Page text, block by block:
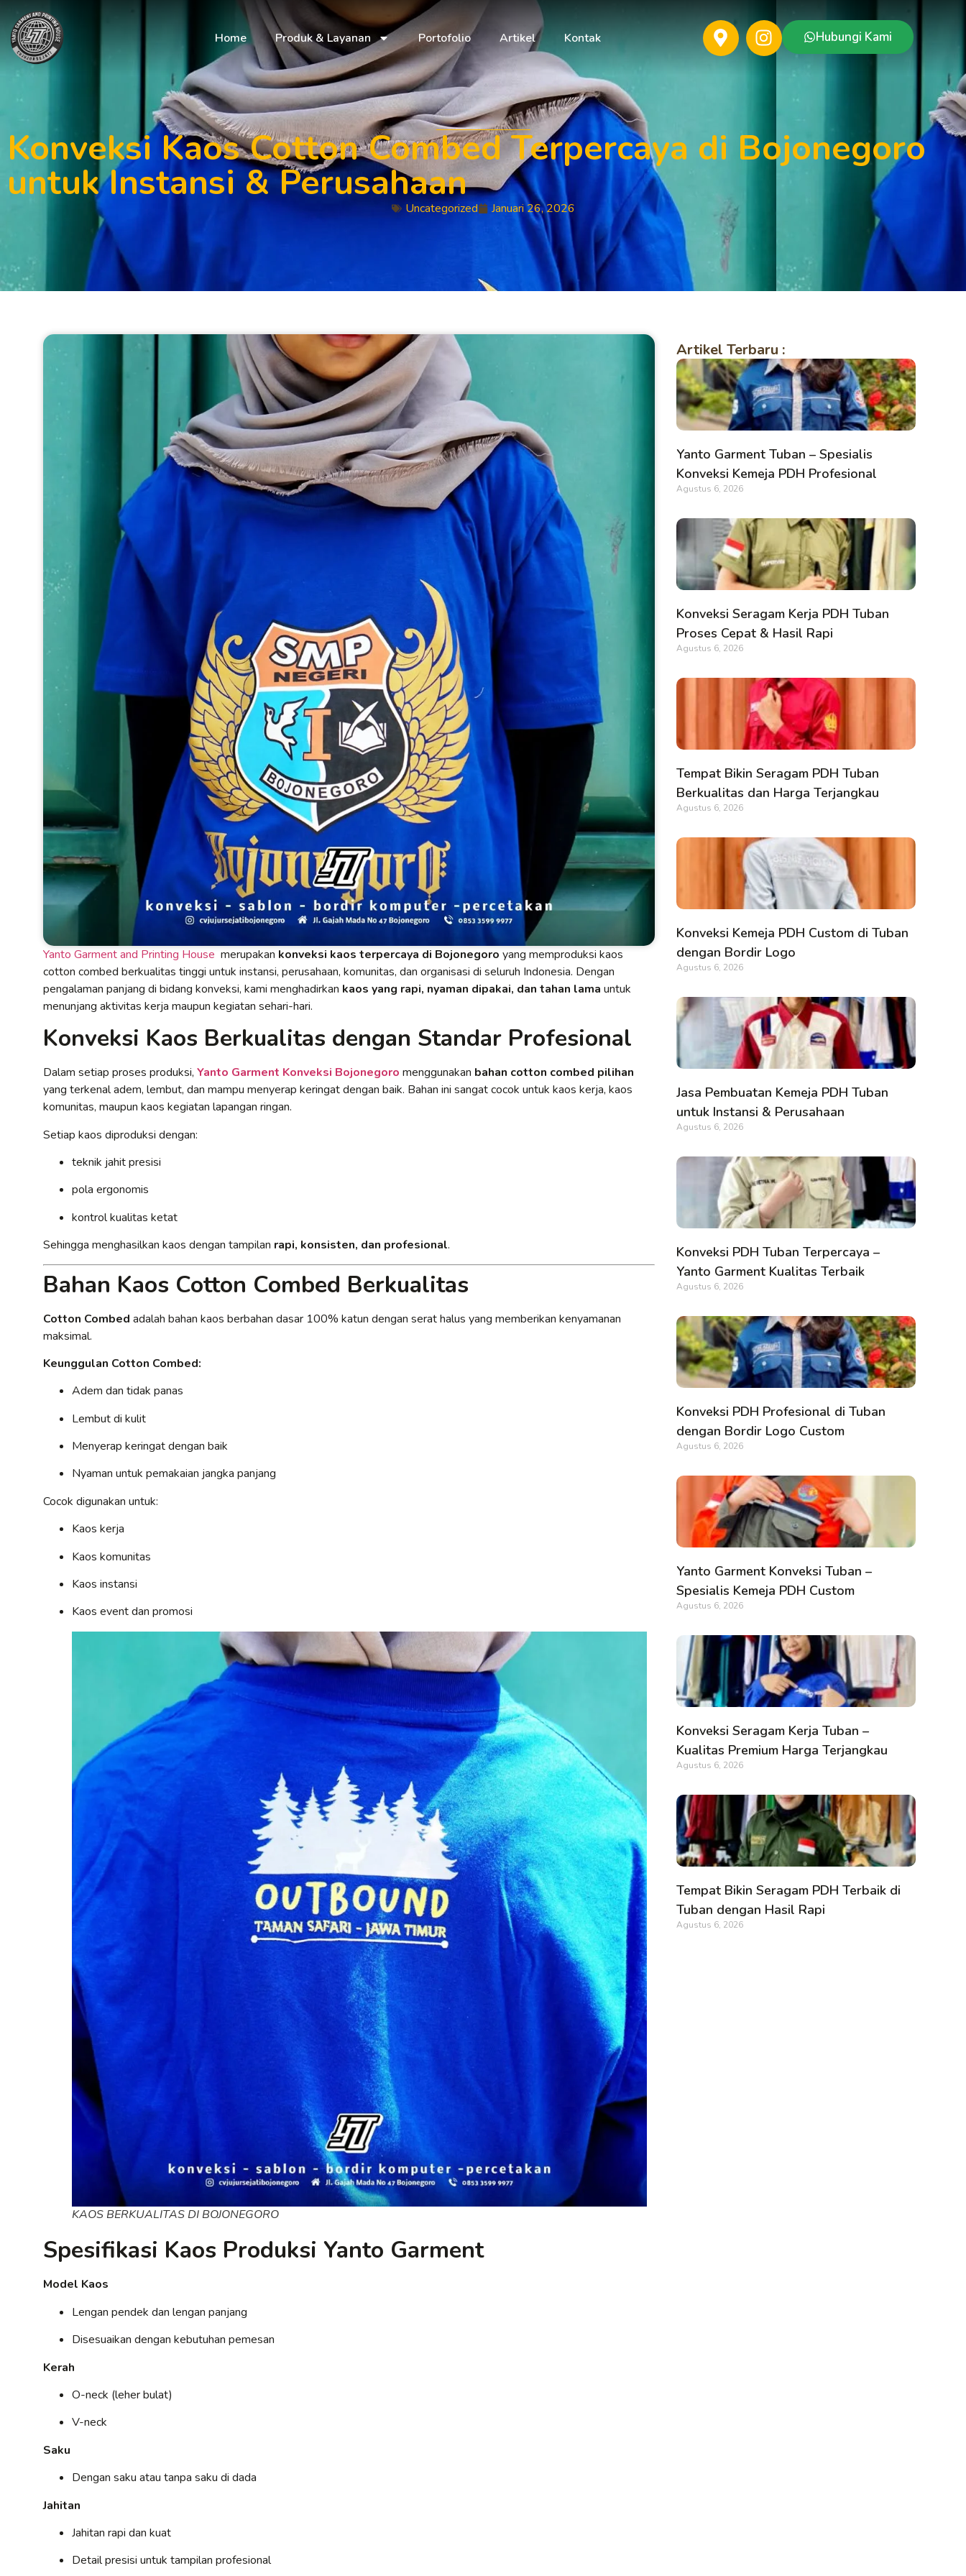
Home Produk & Layanan Portofolio Artikel Kontak Hubungi Kami
Konveksi Kaos Cotton Combed Terpercaya di Bojonegoro
untuk Instansi & Perusahaan
Uncategorized Januari 26, 2026
Yanto Garment and Printing House merupakan konveksi kaos terpercaya di Bojonegoro yang memproduksi kaos
cotton combed berkualitas tinggi untuk instansi, perusahaan, komunitas, dan organisasi di seluruh Indonesia. Dengan
pengalaman panjang di bidang konveksi, kami menghadirkan kaos yang rapi, nyaman dipakai, dan tahan lama untuk
menunjang aktivitas kerja maupun kegiatan sehari-hari.
Konveksi Kaos Berkualitas dengan Standar Profesional
Dalam setiap proses produksi, Yanto Garment Konveksi Bojonegoro menggunakan bahan cotton combed pilihan
yang terkenal adem, lembut, dan mampu menyerap keringat dengan baik. Bahan ini sangat cocok untuk kaos kerja, kaos
komunitas, maupun kaos kegiatan lapangan ringan.
Setiap kaos diproduksi dengan:
teknik jahit presisi
pola ergonomis
kontrol kualitas ketat
Sehingga menghasilkan kaos dengan tampilan rapi, konsisten, dan profesional.
Bahan Kaos Cotton Combed Berkualitas
Cotton Combed adalah bahan kaos berbahan dasar 100% katun dengan serat halus yang memberikan kenyamanan
maksimal.
Keunggulan Cotton Combed:
Adem dan tidak panas
Lembut di kulit
Menyerap keringat dengan baik
Nyaman untuk pemakaian jangka panjang
Cocok digunakan untuk:
Kaos kerja
Kaos komunitas
Kaos instansi
Kaos event dan promosi
KAOS BERKUALITAS DI BOJONEGORO
Spesifikasi Kaos Produksi Yanto Garment
Model Kaos
Lengan pendek dan lengan panjang
Disesuaikan dengan kebutuhan pemesan
Kerah
O-neck (leher bulat)
V-neck
Saku
Dengan saku atau tanpa saku di dada
Jahitan
Jahitan rapi dan kuat
Detail presisi untuk tampilan profesional
Artikel Terbaru :
Yanto Garment Tuban – Spesialis
Konveksi Kemeja PDH Profesional
Agustus 6, 2026
Konveksi Seragam Kerja PDH Tuban
Proses Cepat & Hasil Rapi
Agustus 6, 2026
Tempat Bikin Seragam PDH Tuban
Berkualitas dan Harga Terjangkau
Agustus 6, 2026
Konveksi Kemeja PDH Custom di Tuban
dengan Bordir Logo
Agustus 6, 2026
Jasa Pembuatan Kemeja PDH Tuban
untuk Instansi & Perusahaan
Agustus 6, 2026
Konveksi PDH Tuban Terpercaya –
Yanto Garment Kualitas Terbaik
Agustus 6, 2026
Konveksi PDH Profesional di Tuban
dengan Bordir Logo Custom
Agustus 6, 2026
Yanto Garment Konveksi Tuban –
Spesialis Kemeja PDH Custom
Agustus 6, 2026
Konveksi Seragam Kerja Tuban –
Kualitas Premium Harga Terjangkau
Agustus 6, 2026
Tempat Bikin Seragam PDH Terbaik di
Tuban dengan Hasil Rapi
Agustus 6, 2026